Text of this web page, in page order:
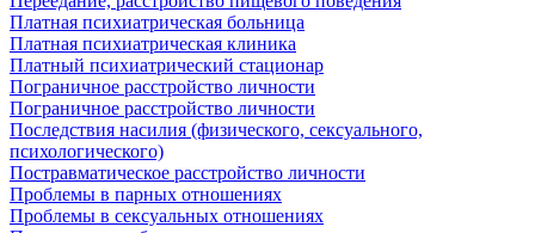
Платная психиатрическая больница
Платная психиатрическая клиника
Платный психиатрический стационар
Пограничное расстройство личности
Пограничное расстройство личности
Последствия насилия (физического, сексуального,
психологического)
Постравматическое расстройство личности
Проблемы в парных отношениях
Проблемы в сексуальных отношениях